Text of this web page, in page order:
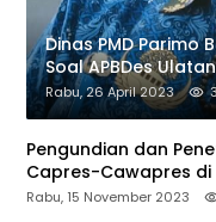
Dinas PMD Parimo
Soal APBDes
2023
Rabu, 26 April 2023
Pengundian dan
Capres-Cawapres di
Pantun
Rabu, 15 November 2023